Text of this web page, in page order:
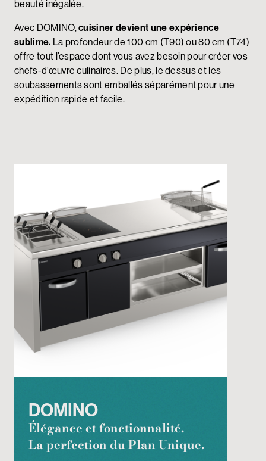
beauté inégalée.
Avec DOMINO,cuisiner devient une expérience
sublime. La profondeur de 100 cm (T90) ou 80 cm (T74)
offre tout l’espace dont vous avez besoin pour créer vos
chefs-d’œuvre culinaires. De plus, le dessus et les
soubassements sont emballés séparément pour une
expédition rapide et facile.
DOMINO
Élégance et fonctionnalité.
La perfection du Plan Unique.